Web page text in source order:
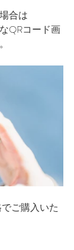
合は
QRコード画
ご購入いた